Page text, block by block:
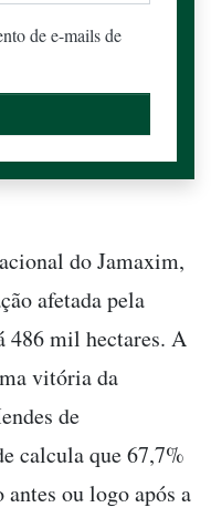
de e-mails de
do Jamaxim,
afetada pela
486 mil hectares. A
vitória da
de
calcula que 67,7%
ou logo após a